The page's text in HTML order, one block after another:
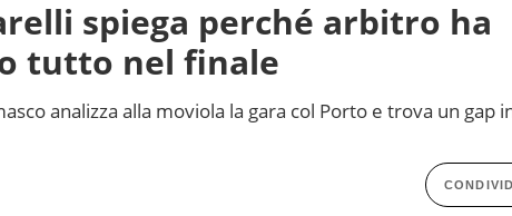
spiega perché arbitro ha
tutto nel finale
analizza alla moviola la gara col Porto e trova un gap
CONDIVIDI